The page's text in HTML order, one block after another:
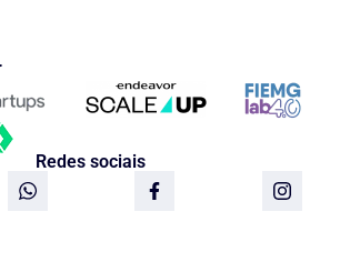
Redes sociais